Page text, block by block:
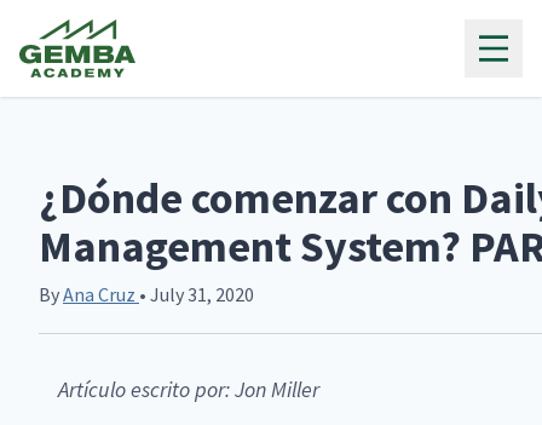
¿Dónde comenzar con
Management System?
ByAna Cruz • July 31, 2020
Artículo escrito por: Jon Miller